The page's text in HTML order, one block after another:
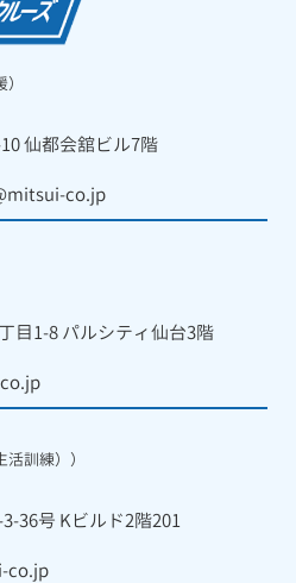
仙都会舘ビル7階
co.jp
目1-8 パルシティ仙台3階
訓練））
36号 Kビルド2階201
co.jp